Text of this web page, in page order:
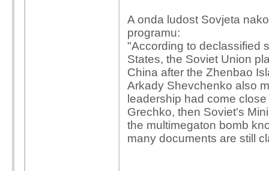
A onda ludost Sovjeta
programu:
"According to declassified
States, the Soviet Union
China after the Zhenbao
Arkady Shevchenko also
leadership had come
Grechko, then Soviet's
the multimegaton bomb
many documents are still